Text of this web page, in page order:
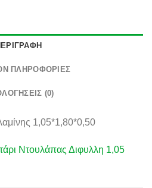
ΠΛΗΡΟΦΟΡΊΕΣ
(0)
1,05*1,80*0,50
Ντουλάπας Διφυλλη 1,05